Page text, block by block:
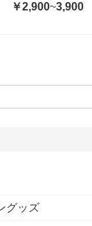
2,900~3,900
グッズ